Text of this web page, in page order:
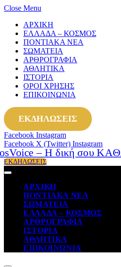
Close Menu
ΑΡΧΙΚΗ
ΕΛΛΑΔΑ – ΚΟΣΜΟΣ
ΠΟΝΤΙΑΚΑ ΝΕΑ
ΣΩΜΑΤΕΙΑ
ΑΡΘΡΟΓΡΑΦΙΑ
ΑΘΛΗΤΙΚΑ
ΙΣΤΟΡΙΑ
ΟΡΟΙ ΧΡΗΣΗΣ
ΕΠΙΚΟΙΝΩΝΙΑ
ΕΚΔΗΛΩΣΕΙΣ
Facebook Instagram
Facebook X (Twitter) Instagram
ΕΚΔΗΛΩΣΕΙΣ
ΑΡΧΙΚΗ
ΠΟΝΤΙΑΚΑ ΝΕΑ
ΣΩΜΑΤΕΙΑ
ΕΛΛΑΔΑ – ΚΟΣΜΟΣ
ΑΡΘΡΟΓΡΑΦΙΑ
ΙΣΤΟΡΙΑ
ΑΘΛΗΤΙΚΑ
ΕΠΙΚΟΙΝΩΝΙΑ